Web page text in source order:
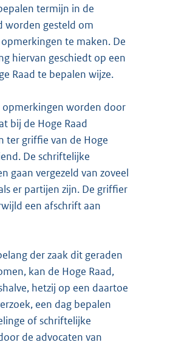
termijn in de
worden gesteld om
te maken. De
hiervan geschiedt op een
Raad te bepalen wijze.
opmerkingen worden door
bij de Hoge Raad
ter griffie van de Hoge
De schriftelijke
gaan vergezeld van zoveel
er partijen zijn. De griffier
een afschrift aan
der zaak dit geraden
kan de Hoge Raad,
hetzij op een daartoe
een dag bepalen
of schriftelijke
de advocaten van